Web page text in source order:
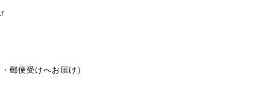
郵便受けへお届け）